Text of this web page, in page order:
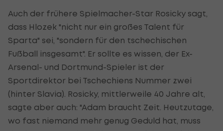
Auch der frühere Spielmacher-Star Rosicky sagt,
dass Hlozek "nicht nur ein großes Talent für
Sparta" sei, "sondern für den tschechischen
Fußball insgesamt". Er sollte es wissen, der Ex-
Arsenal- und Dortmund-Spieler ist der
Sportdirektor bei Tschechiens Nummer zwei
(hinter Slavia). Rosicky, mittlerweile 40 Jahre alt,
sagte aber auch: "Adam braucht Zeit. Heutzutage,
wo fast niemand mehr genug Geduld hat, muss